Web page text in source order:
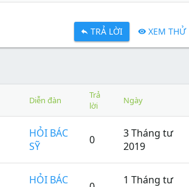
TRẢ LỜI XEM THỬ
Diễn đàn
Trả
lời
Ngày
HỎI BÁC
SỸ
0
3 Tháng tư
2019
HỎI BÁC
1 Tháng tư